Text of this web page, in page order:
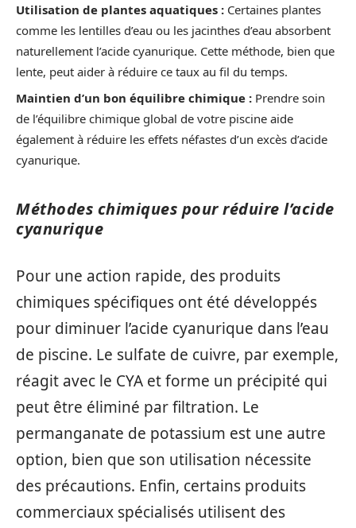
Utilisation de plantes aquatiques : Certaines plantes
comme les lentilles d’eau ou les jacinthes d’eau absorbent
naturellement l’acide cyanurique. Cette méthode, bien que
lente, peut aider à réduire ce taux au fil du temps.
Maintien d’un bon équilibre chimique : Prendre soin
de l’équilibre chimique global de votre piscine aide
également à réduire les effets néfastes d’un excès d’acide
cyanurique.
Méthodes chimiques pour réduire l’acide
cyanurique
Pour une action rapide, des produits
chimiques spécifiques ont été développés
pour diminuer l’acide cyanurique dans l’eau
de piscine. Le sulfate de cuivre, par exemple,
réagit avec le CYA et forme un précipité qui
peut être éliminé par filtration. Le
permanganate de potassium est une autre
option, bien que son utilisation nécessite
des précautions. Enfin, certains produits
commerciaux spécialisés utilisent des